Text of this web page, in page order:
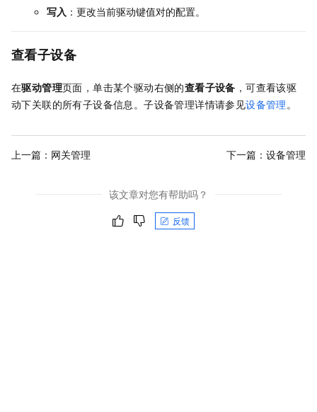
写入 ：更改当前驱动键值对的配置。
查看子设备
在驱动管理页面，单击某个驱动右侧的查看子设备 ，可查看该驱
动下关联的所有子设备信息。子设备管理详情请参见设备管理。
上一篇： 网关管理 下一篇： 设备管理
该文章对您有帮助吗？
反馈